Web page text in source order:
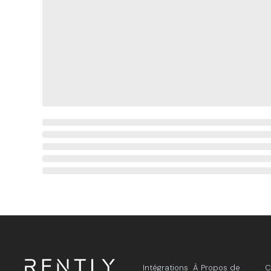
Intégrations À Propos de